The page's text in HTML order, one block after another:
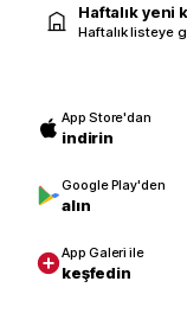
Haftalık yeni
Haftalık listeye
App Store'dan
indirin
Google Play'den
alın
App Galeri ile
keşfedin